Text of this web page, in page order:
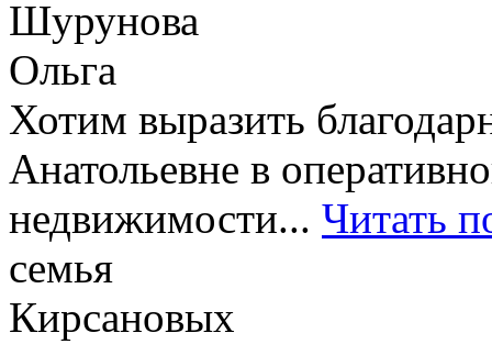
Шурунова
Ольга
Хотим выразить
Анатольевне в
недвижимости... Читать
семья
Кирсановых